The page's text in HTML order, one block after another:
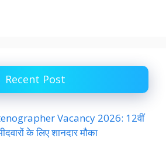
Recent Post
Vacancy 2026: 12वीं
के लिए शानदार मौका